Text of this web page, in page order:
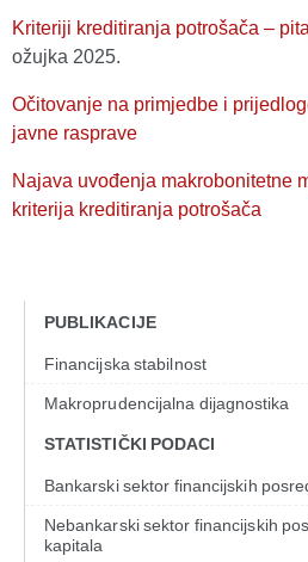
Kriteriji kreditiranja potrošača –
ožujka 2025.
Očitovanje na primjedbe i
javne rasprave
Najava uvođenja makrobonitetne
kriterija kreditiranja potrošača
PUBLIKACIJE
Financijska stabilnost
Makroprudencijalna dijagnostika
STATISTIČKI PODACI
Bankarski sektor financijskih
Nebankarski sektor financijskih
kapitala